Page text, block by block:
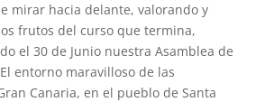
mirar hacia delante, valorando y
frutos del curso que termina,
el 30 de Junio nuestra Asamblea de
entorno maravilloso de las
Canaria, en el pueblo de Santa